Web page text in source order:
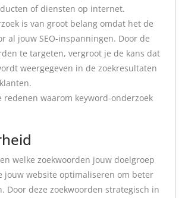
of diensten op internet.
is van groot belang omdat het de
al jouw SEO-inspanningen. Door de
te targeten, vergroot je de kans dat
weergegeven in de zoekresultaten
redenen waarom keyword-onderzoek
welke zoekwoorden jouw doelgroep
jouw website optimaliseren om beter
Door deze zoekwoorden strategisch in